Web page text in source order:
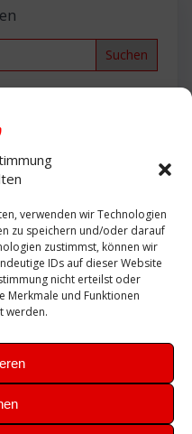
verwenden wir Technologien
zu speichern und/oder darauf
zustimmst, können wir
IDs auf dieser Website
nicht erteilst oder
Merkmale und Funktionen
werden.
Fritzbox
Server Sicherheit
SSL Ubuntu
VCenter VCSA Veeam
Windows